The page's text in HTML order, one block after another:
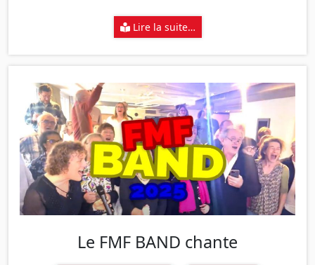
Lire la suite…
Le FMF BAND chante